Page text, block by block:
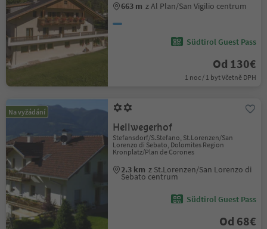
663 m z Al Plan/San Vigilio centrum
Südtirol Guest Pass
Od 130€
1 noc / 1 byt Včetně DPH
Na vyžádání
Hellwegerhof
Stefansdorf/S.Stefano, St.Lorenzen/San
Lorenzo di Sebato, Dolomites Region
Kronplatz/Plan de Corones
2.3 km z St.Lorenzen/San Lorenzo di
Sebato centrum
Südtirol Guest Pass
Od 68€